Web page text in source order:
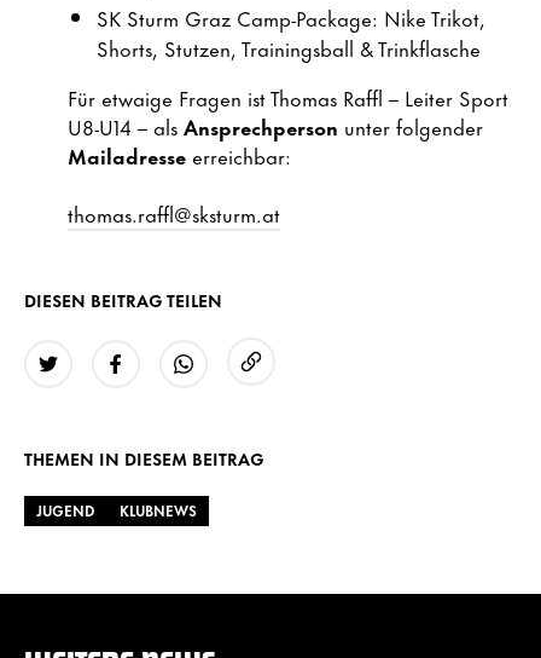
SK Sturm Graz Camp-Package: Nike Trikot,
Shorts, Stutzen, Trainingsball & Trinkflasche
Für etwaige Fragen ist Thomas Raffl – Leiter Sport
U8-U14 – alsAnsprechperson unter folgender
Mailadresse erreichbar:
thomas.raffl@sksturm.at
DIESEN BEITRAG TEILEN
THEMEN IN DIESEM BEITRAG
JUGEND KLUBNEWS